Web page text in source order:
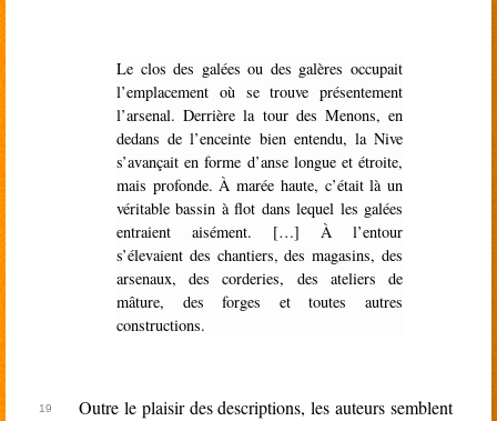
Le clos des galées ou des galères occupait
l’emplacement où se trouve présentement
l’arsenal. Derrière la tour des Menons, en
dedans de l’enceinte bien entendu, la Nive
s’avançait en forme d’anse longue et étroite,
mais profonde. À marée haute, c’était là un
véritable bassin à flot dans lequel les galées
entraient aisément. […] À l’entour
s’élevaient des chantiers, des magasins, des
arsenaux, des corderies, des ateliers de
mâture, des forges et toutes autres
constructions.
Outre le plaisir des descriptions, les auteurs semblent